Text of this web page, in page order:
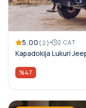
5.00 (2) 2 САТ
Kapadokija Lukuri
%47